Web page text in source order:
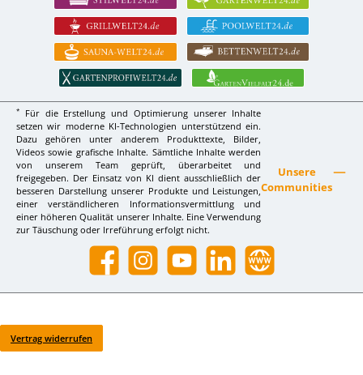
*
Für die Erstellung und Optimierung unserer Inhalte
setzen wir moderne KI-Technologien unterstützend ein.
Dazu gehören unter anderem Produkttexte, Bilder,
Videos sowie grafische Inhalte. Sämtliche Inhalte werden
von unserem Team geprüft, überarbeitet und
freigegeben. Der Einsatz von KI dient ausschließlich der
besseren Darstellung unserer Produkte und Leistungen,
einer verständlicheren Informationsvermittlung und
einer höheren Qualität unserer Inhalte. Eine Verwendung
zur Täuschung oder Irreführung erfolgt nicht.
Unsere
Communities
Facebook InstagramYouTube LinkedIn Website
Vertrag widerrufen